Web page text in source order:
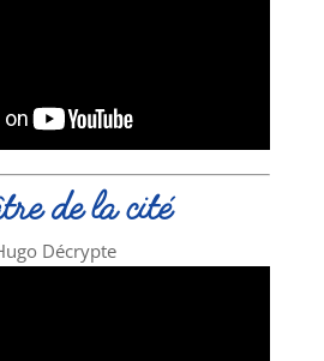
de la cité
Décrypte